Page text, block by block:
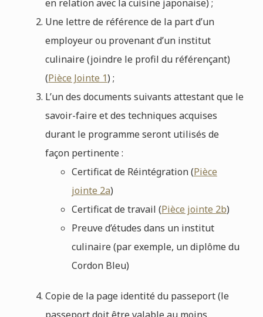
en relation avec la cuisine japonaise) ;
Une lettre de référence de la part d’un
employeur ou provenant d’un institut
culinaire (joindre le profil du référençant)
(Pièce Jointe 1) ;
L’un des documents suivants attestant que le
savoir-faire et des techniques acquises
durant le programme seront utilisés de
façon pertinente :
Certificat de Réintégration (Pièce
jointe 2a)
Certificat de travail (Pièce jointe 2b)
Preuve d’études dans un institut
culinaire (par exemple, un diplôme du
Cordon Bleu)
Copie de la page identité du passeport (le
passeport doit être valable au moins